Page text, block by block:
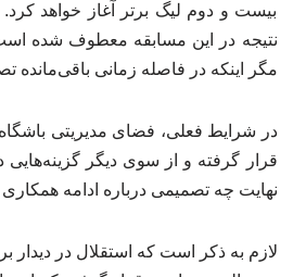
بیست‌ و دوم لیگ برتر آغاز خواهد
نتیجه در این مسابقه معطوف شده است.
مگر اینکه در فاصله زمانی باقی‌مانده
در شرایط فعلی، فضای مدیریتی باشگاه
قرار گرفته و از سوی دیگر گزینه‌هایی
نهایت چه تصمیمی درباره ادامه همکاری